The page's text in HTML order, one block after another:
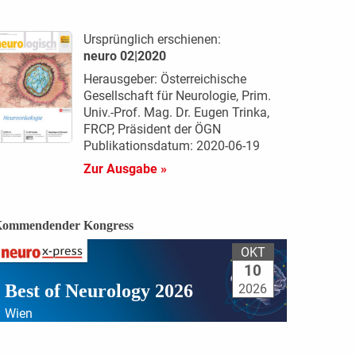
Ursprünglich erschienen:
neuro 02|2020
Herausgeber: Österreichische
Gesellschaft für Neurologie, Prim.
Univ.-Prof. Mag. Dr. Eugen Trinka,
FRCP, Präsident der ÖGN
Publikationsdatum: 2020-06-19
Zur Ausgabe »
Kongress
Best of Neurology 2026
Wien
OKT
10
2026